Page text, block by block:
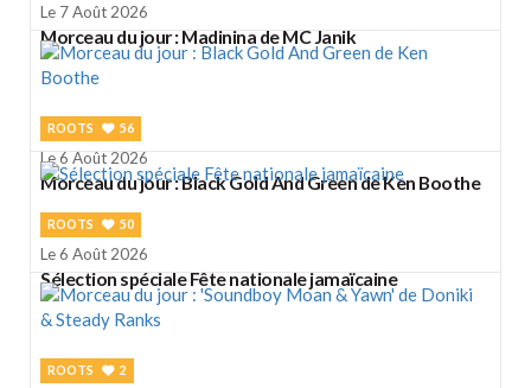
Le 7 Août 2026
Morceau du jour : Madinina de MC Janik
ROOTS 56
Le 6 Août 2026
Morceau du jour : Black Gold And Green de Ken Boothe
ROOTS 50
Le 6 Août 2026
Sélection spéciale Fête nationale jamaïcaine
ROOTS 2